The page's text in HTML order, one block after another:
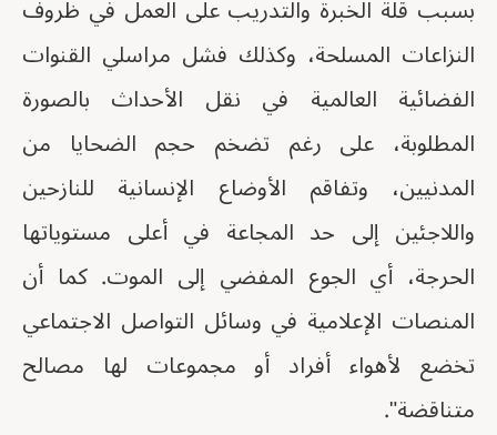
بسبب قلة الخبرة والتدريب على العمل في ظروف
النزاعات المسلحة، وكذلك فشل مراسلي القنوات
الفضائية العالمية في نقل الأحداث بالصورة
المطلوبة، على رغم تضخم حجم الضحايا من
المدنيين، وتفاقم الأوضاع الإنسانية للنازحين
واللاجئين إلى حد المجاعة في أعلى مستوياتها
الحرجة، أي الجوع المفضي إلى الموت. كما أن
المنصات الإعلامية في وسائل التواصل الاجتماعي
تخضع لأهواء أفراد أو مجموعات لها مصالح
متناقضة".